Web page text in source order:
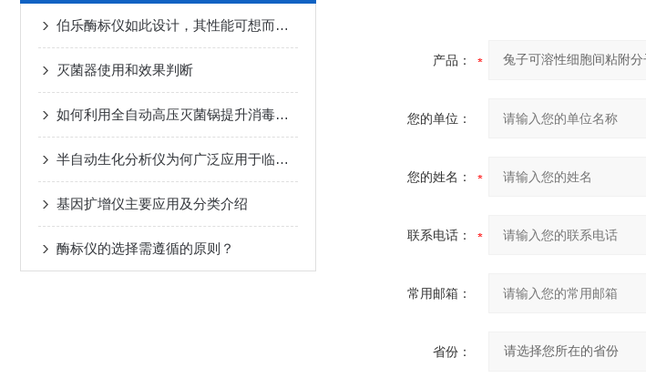
伯乐酶标仪如此设计，其性能可想而知有多优异
灭菌器使用和效果判断
如何利用全自动高压灭菌锅提升消毒效率？
半自动生化分析仪为何广泛应用于临床？
基因扩增仪主要应用及分类介绍
酶标仪的选择需遵循的原则？
产品：
您的单位：
您的姓名：
联系电话：
常用邮箱：
省份：